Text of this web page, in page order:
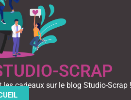
SCRAP
cadeaux sur le blog Studio-Scrap !